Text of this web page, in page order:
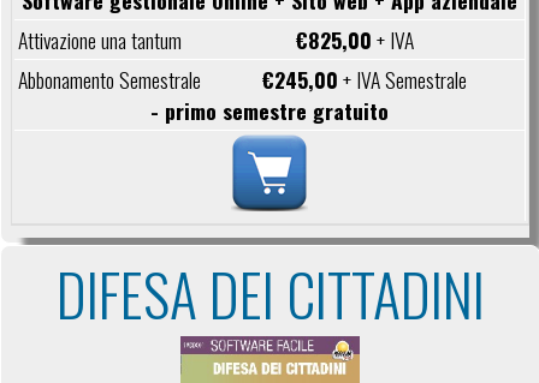
€825,00+ IVA
€245,00+ IVA Semestrale
- primo semestre gratuito
DIFESA DEI CITTADINI